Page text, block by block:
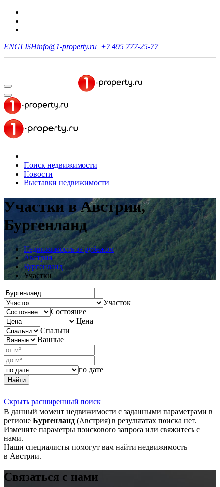
ENGLISHinfo@1-property.ru +7 495 777-25-77
Поиск недвижимости
Новости
Выставки недвижимости
Участки в Австрии,
Бургенланд
Недвижимость за рубежом
Австрия
Бургенланд
Участки
Участок
Состояние
Цена
Спальни
Ванные
по дате
Найти
Скрыть расширенный поиск
В данный момент недвижимости с заданными параметрами в
регионе Бургенланд (Австрия) в результатах поиска нет.
Измените параметры поискового запроса или свяжитесь с
нами.
Наши специалисты помогут вам найти недвижимость
в Австрии.
Связаться с нами